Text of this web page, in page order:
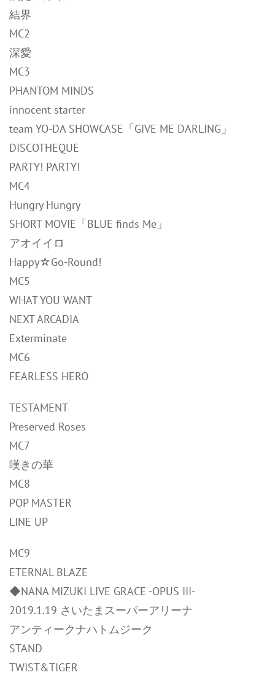
結界
MC2
深愛
MC3
PHANTOM MINDS
innocent starter
team YO-DA SHOWCASE「GIVE ME DARLING」
DISCOTHEQUE
PARTY! PARTY!
MC4
Hungry Hungry
SHORT MOVIE「BLUE finds Me」
アオイイロ
Happy☆Go-Round!
MC5
WHAT YOU WANT
NEXT ARCADIA
Exterminate
MC6
FEARLESS HERO
TESTAMENT
Preserved Roses
MC7
嘆きの華
MC8
POP MASTER
LINE UP
MC9
ETERNAL BLAZE
◆NANA MIZUKI LIVE GRACE -OPUS III-
2019.1.19 さいたまスーパーアリーナ
アンティークナハトムジーク
STAND
TWIST&TIGER